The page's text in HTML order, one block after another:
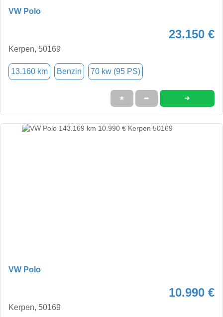
VW Polo
23.150 €
Kerpen, 50169
13.160 km Benzin 70 kw (95 PS)
★ ➦ ➜
VW Polo
10.990 €
Kerpen, 50169